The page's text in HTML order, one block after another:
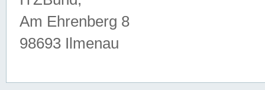
Am Ehrenberg 8
98693 Ilmenau